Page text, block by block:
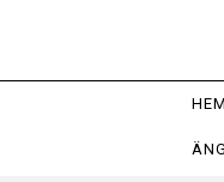
HEM